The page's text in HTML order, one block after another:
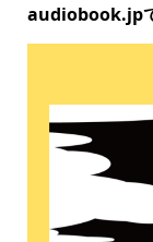
audiobook.jp